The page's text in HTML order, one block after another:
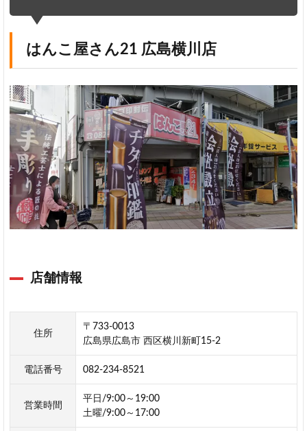
さ
さ
房
（有）
村章
4
島
市
西
区
の
お
す
す
め
の
ネ
ッ
ト
はんこ屋さん21 広島横川店
店舗情報
住所
〒733-0013
広島県広島市 西区横川新町15-2
電話番号 082-234-8521
営業時間
平日/9:00～19:00
土曜/9:00～17:00